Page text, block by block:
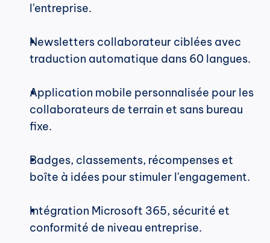
l'entreprise.
Newsletters collaborateur ciblées avec
traduction automatique dans 60 langues.
Application mobile personnalisée pour les
collaborateurs de terrain et sans bureau
fixe.
Badges, classements, récompenses et
boîte à idées pour stimuler l'engagement.
Intégration Microsoft 365, sécurité et
conformité de niveau entreprise.